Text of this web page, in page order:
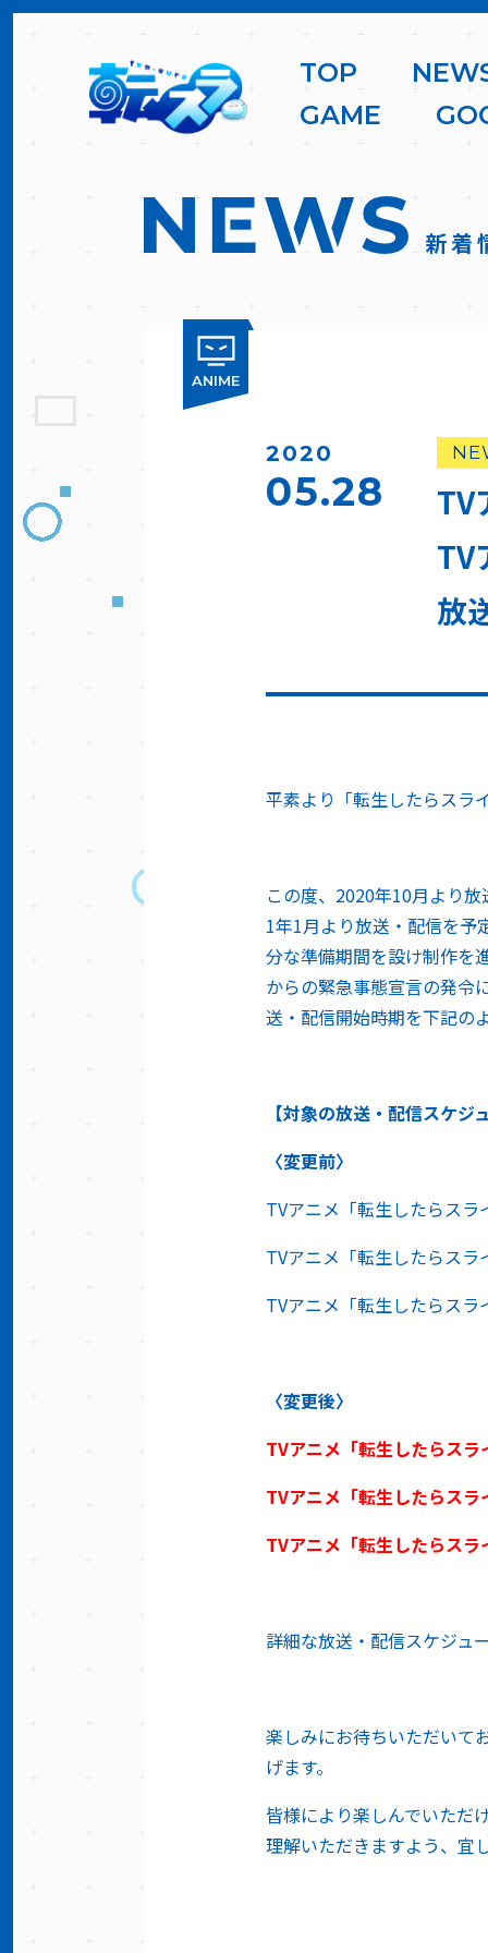
TOP NEW
GAME GO
新着
ANIME
TV
TV
放
2020
05.28
平素より「転生したらスラ
この度、2020年10月より
1年1月より放送・配信を予
分な準備期間を設け制作を
からの緊急事態宣言の発令
送・配信開始時期を下記の
【対象の放送・配信スケジ
〈変更前〉
TVアニメ「転生したらス
TVアニメ「転生したらス
TVアニメ「転生したらス
〈変更後〉
TVアニメ「転生したらス
TVアニメ「転生したらス
TVアニメ「転生したらス
詳細な放送・配信スケジュ
楽しみにお待ちいただいて
げます。
皆様により楽しんでいただ
理解いただきますよう、宜